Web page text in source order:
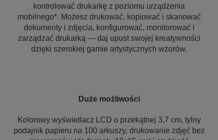
kontrolować drukarkę z poziomu urządzenia
mobilnego*. Możesz drukować, kopiować i skanować
dokumenty i zdjęcia, konfigurować, monitorować i
zarządzać drukarką — daj upust swojej kreatywności
dzięki szerokiej gamie artystycznych wzorów.
Duże możliwości
Kolorowy wyświetlacz LCD o przekątnej 3,7 cm, tylny
podajnik papieru na 100 arkuszy, drukowanie zdjęć bez